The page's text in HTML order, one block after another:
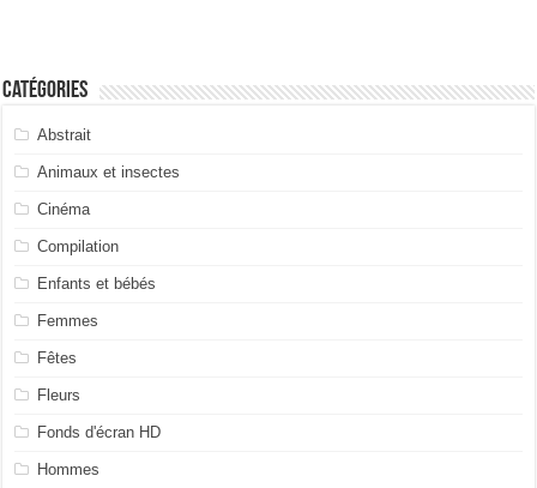
Catégories
Abstrait
Animaux et insectes
Cinéma
Compilation
Enfants et bébés
Femmes
Fêtes
Fleurs
Fonds d'écran HD
Hommes